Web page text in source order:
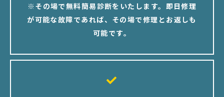
※その場で無料簡易診断をいたします。即日修理
が可能な故障であれば、その場で修理とお返しも
可能です。